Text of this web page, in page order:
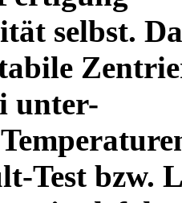
selbst.
unter-
Test bzw.